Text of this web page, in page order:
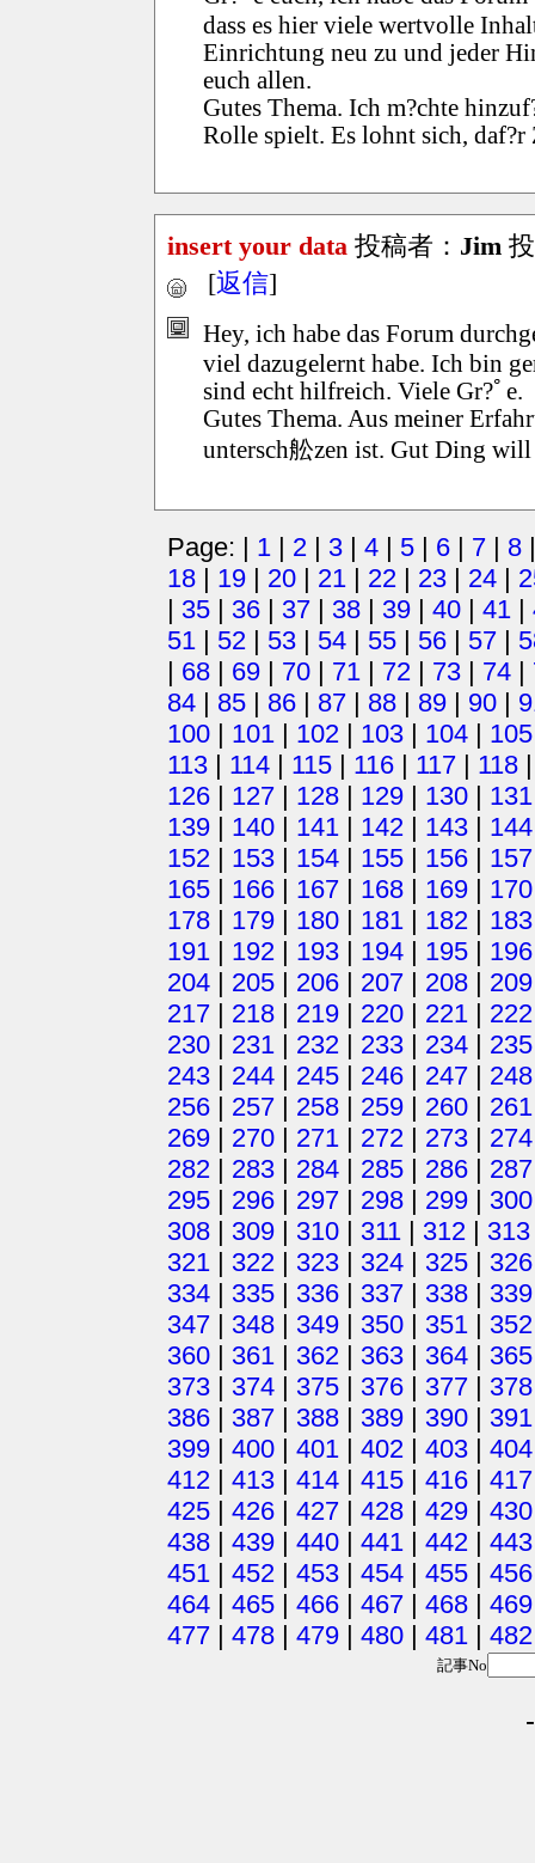
dass es hier viele wertvolle
Einrichtung neu zu und jeder
euch allen.
Gutes Thema. Ich m?chte
Rolle spielt. Es lohnt sich, daf?r
insert your data 投稿者： Jim
[返信]
Hey, ich habe das Forum
viel dazugelernt habe. Ich bin
sind echt hilfreich. Viele Gr?ﾟe.
Gutes Thema. Aus meiner
untersch舩zen ist. Gut Ding will
Page: | 1 | 2 | 3 | 4 | 5 | 6 | 7 | 8
18 | 19 | 20 | 21 | 22 | 23 | 24 |
| 35 | 36 | 37 | 38 | 39 | 40 | 41 |
51 | 52 | 53 | 54 | 55 | 56 | 57 |
| 68 | 69 | 70 | 71 | 72 | 73 | 74 |
84 | 85 | 86 | 87 | 88 | 89 | 90 |
100 | 101 | 102 | 103 | 104 | 105
113 | 114 | 115 | 116 | 117 | 118
126 | 127 | 128 | 129 | 130 | 131
139 | 140 | 141 | 142 | 143 | 144
152 | 153 | 154 | 155 | 156 | 157
165 | 166 | 167 | 168 | 169 | 170
178 | 179 | 180 | 181 | 182 | 183
191 | 192 | 193 | 194 | 195 | 196
204 | 205 | 206 | 207 | 208 | 209
217 | 218 | 219 | 220 | 221 | 222
230 | 231 | 232 | 233 | 234 | 235
243 | 244 | 245 | 246 | 247 | 248
256 | 257 | 258 | 259 | 260 | 261
269 | 270 | 271 | 272 | 273 | 274
282 | 283 | 284 | 285 | 286 | 287
295 | 296 | 297 | 298 | 299 | 300
308 | 309 | 310 | 311 | 312 | 313
321 | 322 | 323 | 324 | 325 | 326
334 | 335 | 336 | 337 | 338 | 339
347 | 348 | 349 | 350 | 351 | 352
360 | 361 | 362 | 363 | 364 | 365
373 | 374 | 375 | 376 | 377 | 378
386 | 387 | 388 | 389 | 390 | 391
399 | 400 | 401 | 402 | 403 | 404
412 | 413 | 414 | 415 | 416 | 417
425 | 426 | 427 | 428 | 429 | 430
438 | 439 | 440 | 441 | 442 | 443
451 | 452 | 453 | 454 | 455 | 456
464 | 465 | 466 | 467 | 468 | 469
477 | 478 | 479 | 480 | 481 | 482
記事No